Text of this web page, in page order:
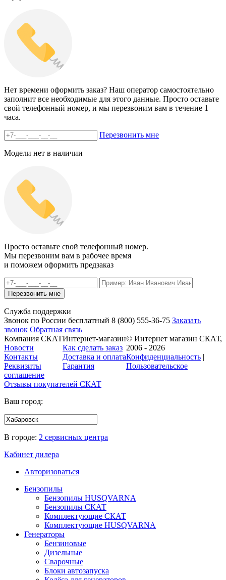
Нет времени оформить заказ? Наш оператор самостоятельно
заполнит все необходимые для этого данные. Просто оставьте
свой телефонный номер, и мы перезвоним вам в течение 1
часа.
Перезвонить мне
Модели нет в наличии
Просто оставьте свой телефонный номер.
Мы перезвоним вам в рабочее время
и поможем оформить предзаказ
Служба поддержки
Звонок по России бесплатный 8 (800) 555-36-75 Заказать
звонок Обратная связь
Компания СКАТ
Новости
Контакты
Реквизиты
Интернет-магазин
Как сделать заказ
Доставка и оплата
Гарантия
© Интернет магазин СКАТ,
2006 - 2026
Конфиденциальность |
Пользовательское
соглашение
Отзывы покупателей СКАТ
Ваш город:
В городе: 2 сервисных центра
Кабинет дилера
Авторизоваться
Бензопилы
Бензопилы HUSQVARNA
Бензопилы СКАТ
Комплектующие СКАТ
Комплектующие HUSQVARNA
Генераторы
Бензиновые
Дизельные
Сварочные
Блоки автозапуска